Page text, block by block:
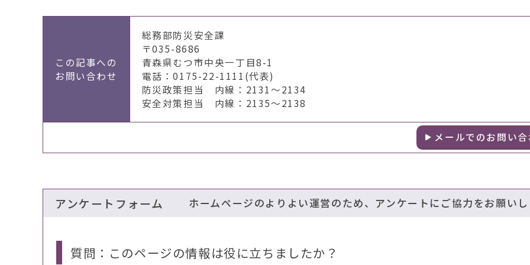
この記事への
お問い合わせ
総務部防災安全課
〒035-8686
青森県むつ市中央一丁目8-1
電話：0175-22-1111(代表)
防災政策担当 内線：2131～2134
安全対策担当 内線：2135～2138
メールでのお問い合
アンケートフォーム ホームページのよりよい運営のため、アンケートにご協力をお願い
質問：このページの情報は役に立ちましたか？